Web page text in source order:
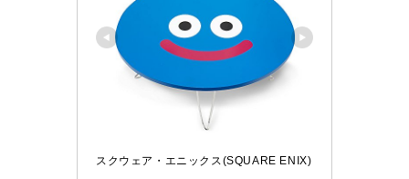
スクウェア・エニックス(SQUARE ENIX)